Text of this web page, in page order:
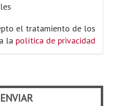
el tratamiento de los
la política de privacidad
ENVIAR